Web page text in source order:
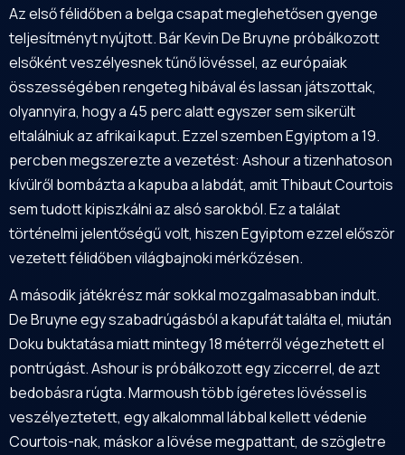
Az első félidőben a belga csapat meglehetősen gyenge
teljesítményt nyújtott. Bár Kevin De Bruyne próbálkozott
elsőként veszélyesnek tűnő lövéssel, az európaiak
összességében rengeteg hibával és lassan játszottak,
olyannyira, hogy a 45 perc alatt egyszer sem sikerült
eltalálniuk az afrikai kaput. Ezzel szemben Egyiptom a 19.
percben megszerezte a vezetést: Ashour a tizenhatoson
kívülről bombázta a kapuba a labdát, amit Thibaut Courtois
sem tudott kipiszkálni az alsó sarokból. Ez a találat
történelmi jelentőségű volt, hiszen Egyiptom ezzel először
vezetett félidőben világbajnoki mérkőzésen.
A második játékrész már sokkal mozgalmasabban indult.
De Bruyne egy szabadrúgásból a kapufát találta el, miután
Doku buktatása miatt mintegy 18 méterről végezhetett el
pontrúgást. Ashour is próbálkozott egy ziccerrel, de azt
bedobásra rúgta. Marmoush több ígéretes lövéssel is
veszélyeztetett, egy alkalommal lábbal kellett védenie
Courtois-nak, máskor a lövése megpattant, de szögletre